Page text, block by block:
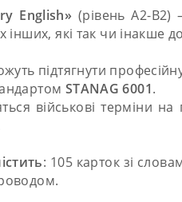
English» (рівень А2-В2)
інших, які так чи інакше
підтягнути
STANAG 6001.
військові терміни
: 105 карток зі